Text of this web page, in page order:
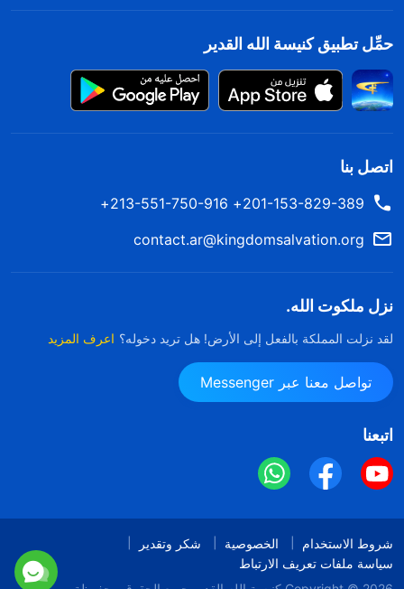
حمِّل تطبيق كنيسة الله القدير
اتصل بنا
201-153-829-389+ 213-551-750-916+
contact.ar@kingdomsalvation.org
نزل ملكوت الله.
لقد نزلت المملكة بالفعل إلى الأرض! هل تريد دخوله؟ اعرف المزيد
تواصل معنا عبر Messenger
اتبعنا
شروط الاستخدام الخصوصية
شكر وتقدير
سياسة ملفات تعريف الارتباط